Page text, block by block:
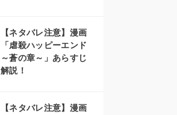
【ネタバレ注意】漫画
「虐殺ハッピーエンド
～蒼の章～」あらすじ
解説！
【ネタバレ注意】漫画